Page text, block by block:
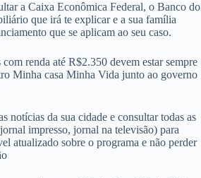
a Caixa Econômica Federal, o Banco do
que irá te explicar e a sua família
que se aplicam ao seu caso.
renda até R$2.350 devem estar sempre
Minha casa Minha Vida junto ao governo
notícias da sua cidade e consultar todas as
impresso, jornal na televisão) para
atualizado sobre o programa e não perder